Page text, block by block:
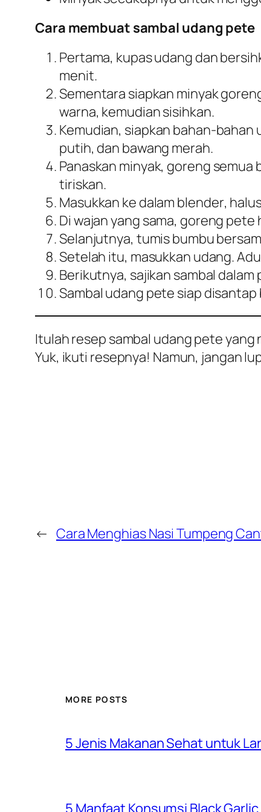
Cara membuat sambal udang pete
Pertama, kupas udang dan
menit.
Sementara siapkan minyak
warna, kemudian sisihkan.
Kemudian, siapkan bahan-
putih, dan bawang merah.
Panaskan minyak, goreng
tiriskan.
Masukkan ke dalam blender,
Di wajan yang sama, goreng
Selanjutnya, tumis bumbu
Setelah itu, masukkan udang.
Berikutnya, sajikan sambal dalam
Sambal udang pete siap
Itulah resep sambal udang pete yang
Yuk, ikuti resepnya! Namun, jangan
← Cara Menghias Nasi Tumpeng
MORE POSTS
5 Jenis Makanan Sehat untuk